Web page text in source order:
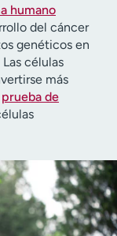
humano
del cáncer
genéticos en
células
más
prueba de